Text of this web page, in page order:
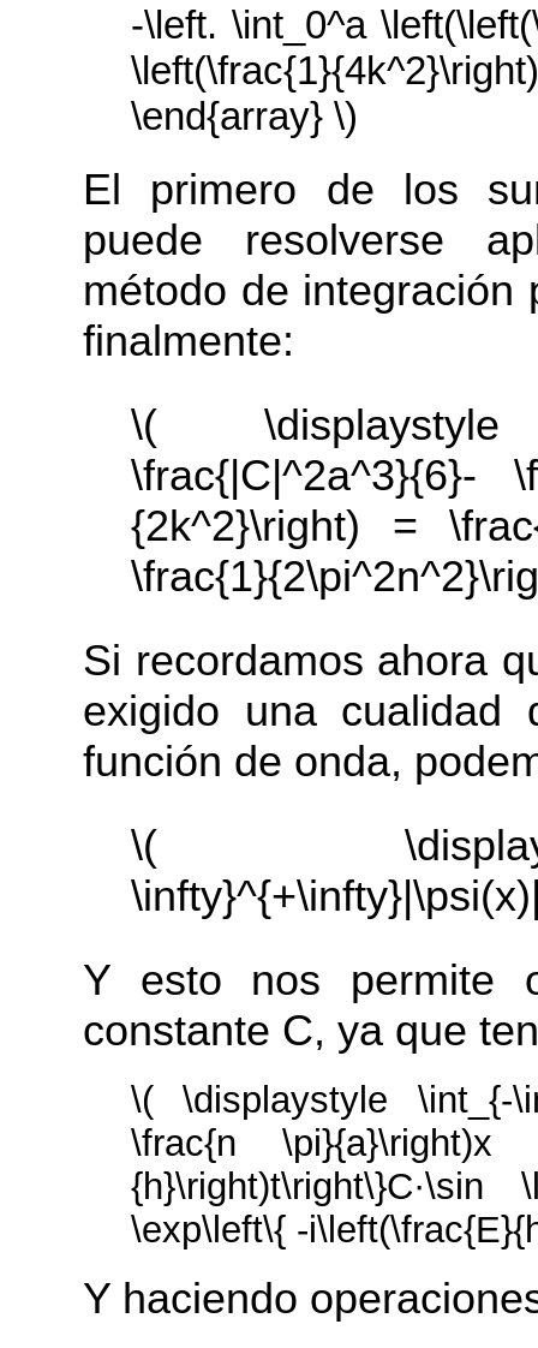
-\left. \int_0^a
\end{array} \)
El primero de los
puede resolverse
método de integración
finalmente:
\(
\frac{|C|^2a^3}{6}-
{2k^2}\right) =
Si recordamos ahora
exigido una cualidad
función de onda,
\(
Y esto nos permite
constante C, ya que
\( \displaystyle \int_{-
\frac{n \pi}{a}\right)x
\exp\left\{ -
Y haciendo